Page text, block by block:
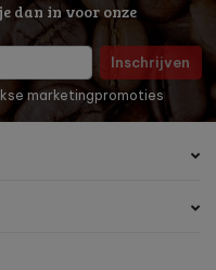
dan in voor onze
Inschrijven
marketingpromoties